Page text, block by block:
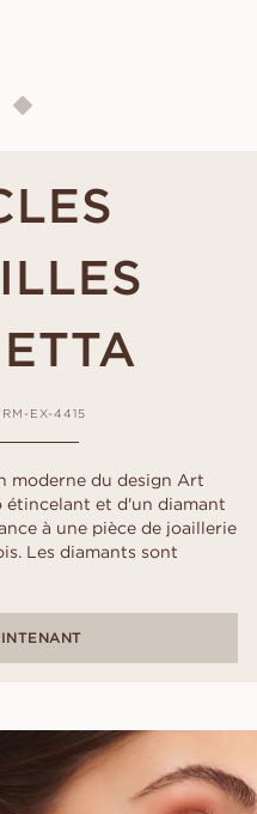
EX-4415
moderne du design Art
étincelant et d'un diamant
à une pièce de joaillerie
Les diamants sont